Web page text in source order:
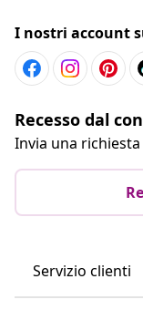
I nostri account
Recesso dal
Invia una
Servizio clienti